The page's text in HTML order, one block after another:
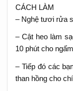
CÁCH LÀM
– Nghệ tươi rửa
– Cật heo làm
10 phút cho
– Tiếp đó các
than hồng cho